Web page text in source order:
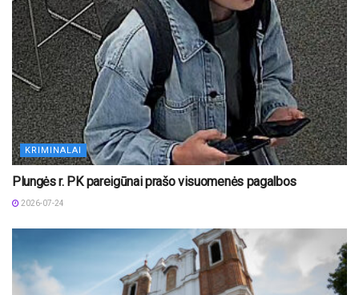
KRIMINALAI
Plungės r. PK pareigūnai prašo visuomenės pagalbos
2026-07-24